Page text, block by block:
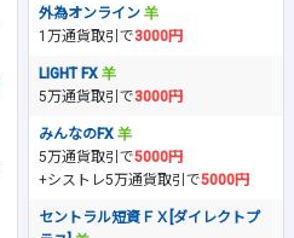
外為オンライン
1万通貨取引で3000円
LIGHT FX
5万通貨取引で3000円
みんなのFX
5万通貨取引で5000円
+シストレ5万通貨取引で5000円
セントラル短資ＦＸ[ダイレクトプ